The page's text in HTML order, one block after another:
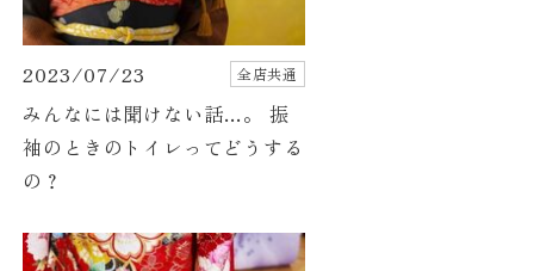
2023/07/23 全店共通
みんなには聞けない話…。 振
袖のときのトイレってどうする
の？